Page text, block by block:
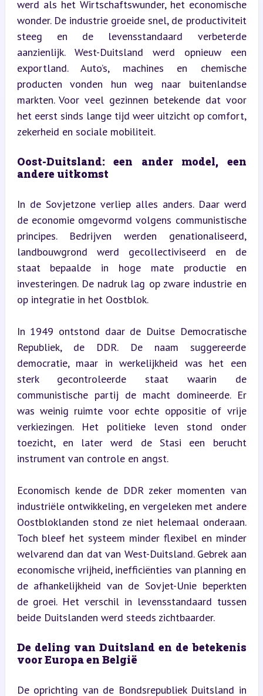
werd als het Wirtschaftswunder, het economische
wonder. De industrie groeide snel, de productiviteit
steeg en de levensstandaard verbeterde
aanzienlijk. West-Duitsland werd opnieuw een
exportland. Auto’s, machines en chemische
producten vonden hun weg naar buitenlandse
markten. Voor veel gezinnen betekende dat voor
het eerst sinds lange tijd weer uitzicht op comfort,
zekerheid en sociale mobiliteit.
Oost-Duitsland: een ander model, een
andere uitkomst
In de Sovjetzone verliep alles anders. Daar werd
de economie omgevormd volgens communistische
principes. Bedrijven werden genationaliseerd,
landbouwgrond werd gecollectiviseerd en de
staat bepaalde in hoge mate productie en
investeringen. De nadruk lag op zware industrie en
op integratie in het Oostblok.
In 1949 ontstond daar de Duitse Democratische
Republiek, de DDR. De naam suggereerde
democratie, maar in werkelijkheid was het een
sterk gecontroleerde staat waarin de
communistische partij de macht domineerde. Er
was weinig ruimte voor echte oppositie of vrije
verkiezingen. Het politieke leven stond onder
toezicht, en later werd de Stasi een berucht
instrument van controle en angst.
Economisch kende de DDR zeker momenten van
industriële ontwikkeling, en vergeleken met andere
Oostbloklanden stond ze niet helemaal onderaan.
Toch bleef het systeem minder flexibel en minder
welvarend dan dat van West-Duitsland. Gebrek aan
economische vrijheid, inefficiënties van planning en
de afhankelijkheid van de Sovjet-Unie beperkten
de groei. Het verschil in levensstandaard tussen
beide Duitslanden werd steeds zichtbaarder.
De deling van Duitsland en de betekenis
voor Europa en België
De oprichting van de Bondsrepubliek Duitsland in